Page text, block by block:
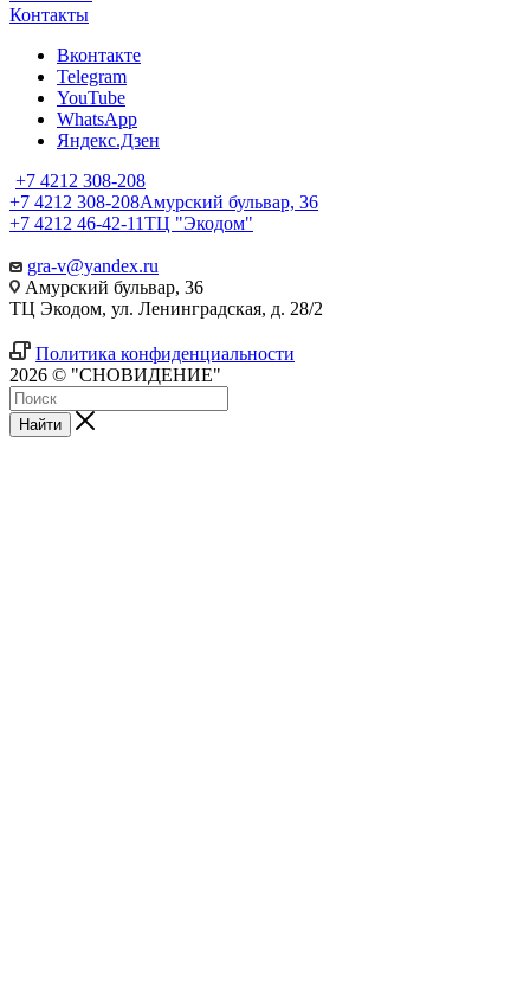
Контакты
Вконтакте
Telegram
YouTube
WhatsApp
Яндекс.Дзен
+7 4212 308-208
+7 4212 308-208Амурский бульвар, 36
+7 4212 46-42-11ТЦ "Экодом"
gra-v@yandex.ru
Амурский бульвар, 36
ТЦ Экодом, ул. Ленинградская, д. 28/2
Политика конфиденциальности
2026 © "СНОВИДЕНИЕ"
Найти